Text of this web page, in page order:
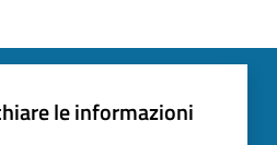
le informazioni